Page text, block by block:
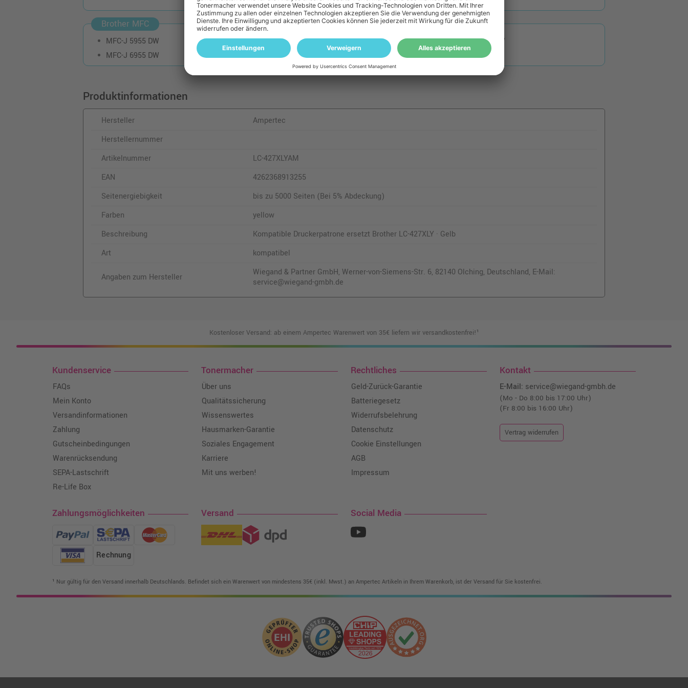
Brother MFC
MFC-J 5955 DW
MFC-J 6955 DW
MFC-J 6957 DW
MFC-J 6957 DWT
MFC-J 6959 DW
Produktinformationen
Hersteller
Ampertec
Herstellernummer
Artikelnummer
LC-427XLYAM
EAN
4262368913255
Seitenergiebigkeit
bis zu 5000 Seiten (Bei 5% Abdeckung)
Farben
yellow
Beschreibung
Kompatible Druckerpatrone ersetzt Brother LC-427XLY · Gelb
Art
kompatibel
Angaben zum Hersteller
Wiegand & Partner GmbH, Werner-von-Siemens-Str. 6, 82140 Olching, Deutschland, E-Mail:
service@wiegand-gmbh.de
Kostenloser Versand: ab einem Ampertec Warenwert von 35€ liefern wir versandkostenfrei!¹
Kundenservice
FAQs
Mein Konto
Versandinformationen
Zahlung
Gutscheinbedingungen
Warenrücksendung
SEPA-Lastschrift
Re-Life Box
Tonermacher
Über uns
Qualitätssicherung
Wissenswertes
Hausmarken-Garantie
Soziales Engagement
Karriere
Mit uns werben!
Rechtliches
Geld-Zurück-Garantie
Batteriegesetz
Widerrufsbelehrung
Datenschutz
Cookie Einstellungen
AGB
Impressum
Kontakt
E-Mail: service@wiegand-gmbh.de
(Mo - Do 8:00 bis 17:00 Uhr)
(Fr 8:00 bis 16:00 Uhr)
Vertrag widerrufen
Zahlungsmöglichkeiten
Rechnung
Versand Social Media
¹ Nur gültig für den Versand innerhalb Deutschlands. Befindet sich ein Warenwert von mindestens 35€ (inkl. Mwst.) an Ampertec Artikeln in Ihrem Warenkorb, ist der Versand für Sie kostenfrei.